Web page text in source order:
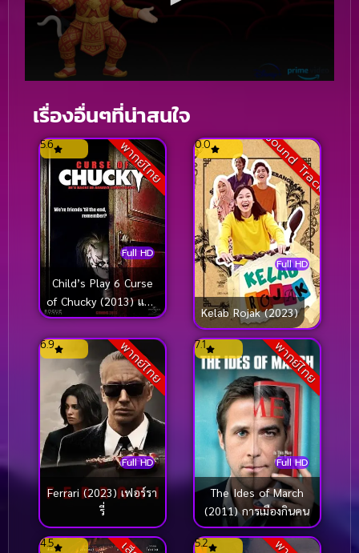
เรื่องอื่นๆที่น่าสนใจ
พากย์ไทย
Full HD
5.6
Child’s Play 6 Curse
of Chucky (2013) แค้น
ฝังหุ่น 6 คำสาป
Sound Track
Full HD
0.0
Kelab Rojak (2023)
พากย์ไทย
Full HD
6.9
Ferrari (2023) เฟอร์รา
รี่
พากย์ไทย
Full HD
7.1
The Ides of March
(2011) การเมืองกินคน
4.5 5.2